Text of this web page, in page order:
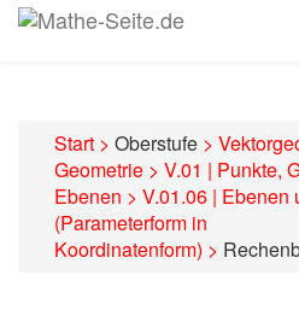
Start > Oberstufe >
Geometrie > V.01 | Punkte,
Ebenen > V.01.06 | Ebenen
(Parameterform in
Koordinatenform) >